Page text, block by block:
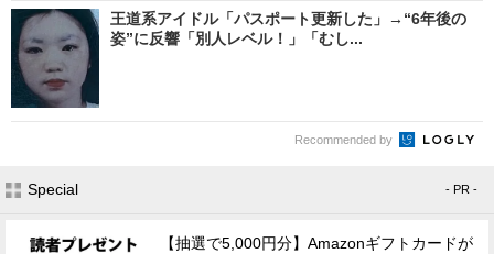
王道系アイドル「パスポート更新した」→“6年後の
姿”に反響「別人レベル！」「むし...
Recommended by
Special - PR -
【抽選で5,000円分】Amazonギフトカードが